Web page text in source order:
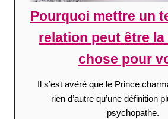
Pourquoi mettre un
relation peut être la
chose pour
Il s’est avéré que le Prince
rien d’autre qu’une définition
psychopathe.